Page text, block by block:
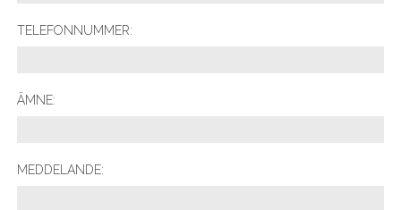
TELEFONNUMMER:
ÄMNE:
MEDDELANDE: